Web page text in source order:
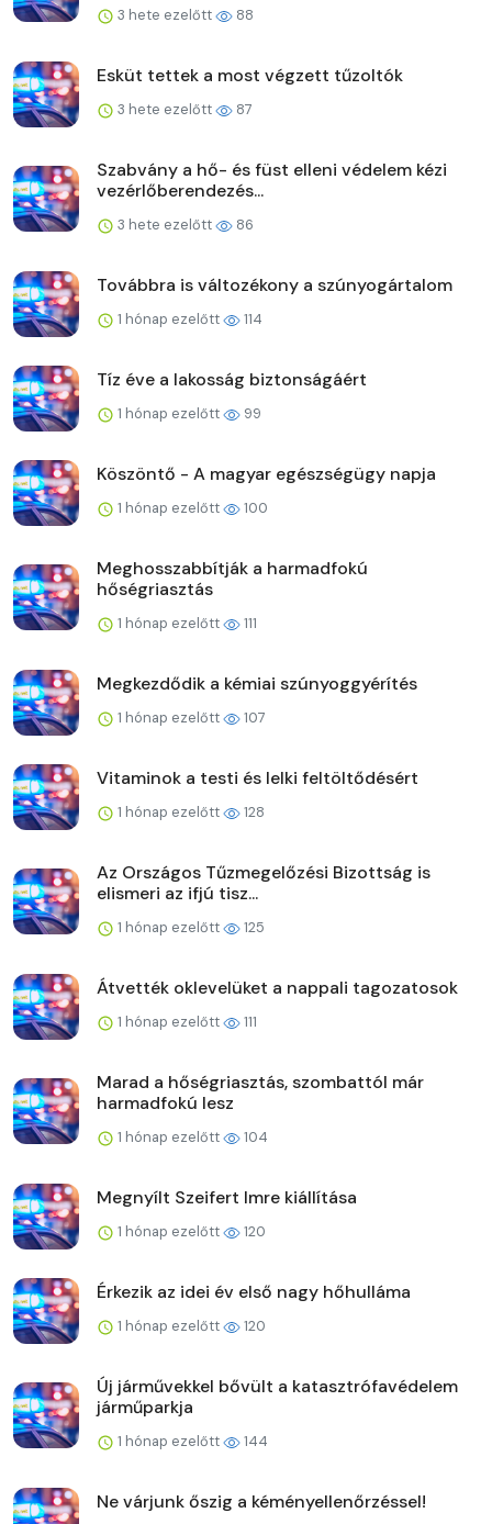
3 hete ezelőtt 88
Esküt tettek a most végzett tűzoltók
3 hete ezelőtt 87
Szabvány a hő- és füst elleni védelem kézi
vezérlőberendezés...
3 hete ezelőtt 86
Továbbra is változékony a szúnyogártalom
1 hónap ezelőtt 114
Tíz éve a lakosság biztonságáért
1 hónap ezelőtt 99
Köszöntő - A magyar egészségügy napja
1 hónap ezelőtt 100
Meghosszabbítják a harmadfokú
hőségriasztás
1 hónap ezelőtt 111
Megkezdődik a kémiai szúnyoggyérítés
1 hónap ezelőtt 107
Vitaminok a testi és lelki feltöltődésért
1 hónap ezelőtt 128
Az Országos Tűzmegelőzési Bizottság is
elismeri az ifjú tisz...
1 hónap ezelőtt 125
Átvették oklevelüket a nappali tagozatosok
1 hónap ezelőtt 111
Marad a hőségriasztás, szombattól már
harmadfokú lesz
1 hónap ezelőtt 104
Megnyílt Szeifert Imre kiállítása
1 hónap ezelőtt 120
Érkezik az idei év első nagy hőhulláma
1 hónap ezelőtt 120
Új járművekkel bővült a katasztrófavédelem
járműparkja
1 hónap ezelőtt 144
Ne várjunk őszig a kéményellenőrzéssel!